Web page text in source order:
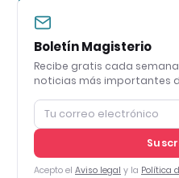
Boletín Magisterio
Recibe gratis cada
noticias más importantes
Acepto el Aviso legal y la Política